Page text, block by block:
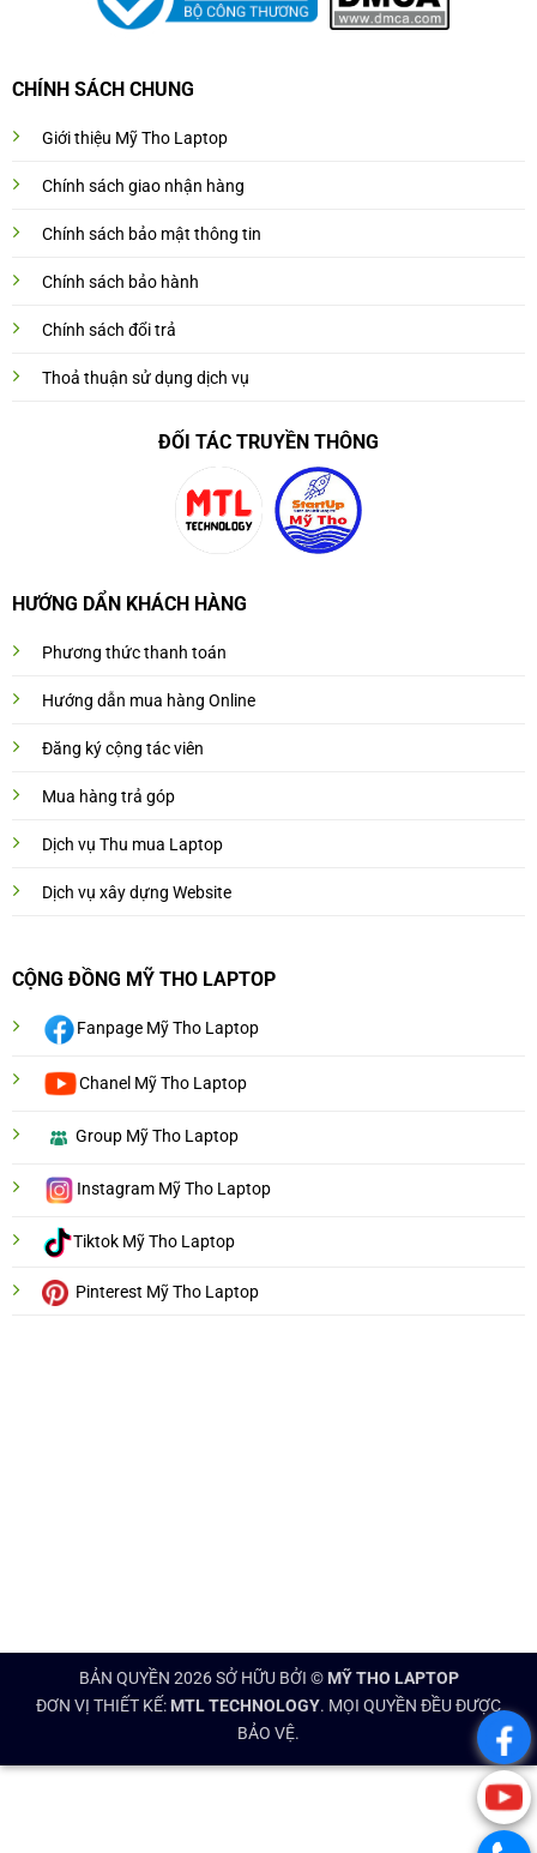
CHÍNH SÁCH CHUNG
Giới thiệu Mỹ Tho Laptop
Chính sách giao nhận hàng
Chính sách bảo mật thông tin
Chính sách bảo hành
Chính sách đổi trả
Thoả thuận sử dụng dịch vụ
ĐỐI TÁC TRUYỀN THÔNG
HƯỚNG DẨN KHÁCH HÀNG
Phương thức thanh toán
Hướng dẫn mua hàng Online
Đăng ký cộng tác viên
Mua hàng trả góp
Dịch vụ Thu mua Laptop
Dịch vụ xây dựng Website
CỘNG ĐỒNG MỸ THO LAPTOP
Fanpage Mỹ Tho Laptop
Chanel Mỹ Tho Laptop
Group Mỹ Tho Laptop
Instagram Mỹ Tho Laptop
Tiktok Mỹ Tho Laptop
Pinterest Mỹ Tho Laptop
BẢN QUYỀN 2026 SỞ HỮU BỞI © MỸ THO LAPTOP
ĐƠN VỊ THIẾT KẾ: MTL TECHNOLOGY. MỌI QUYỀN ĐỀU ĐƯỢC
BẢO VỆ.
.
.